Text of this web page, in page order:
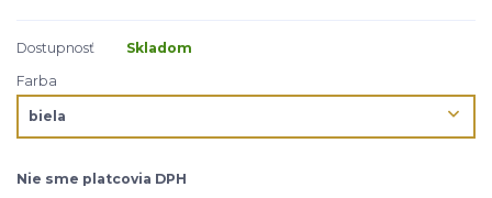
Dostupnosť
Skladom
Farba
Nie sme platcovia DPH